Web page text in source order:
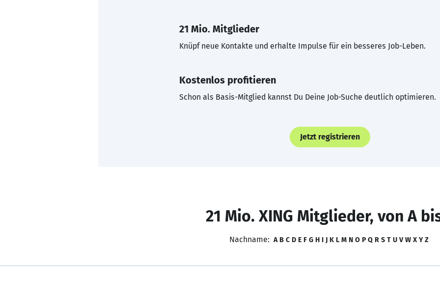
21 Mio. Mitglieder
Knüpf neue Kontakte und erhalte Impulse für ein besseres Job-Leben.
Kostenlos profitieren
Schon als Basis-Mitglied kannst Du Deine Job-Suche deutlich optimieren.
Jetzt registrieren
21 Mio. XING Mitglieder, von A
Nachname: A B C D E F G H I J K L M N O P Q R S T U V W X Y Z